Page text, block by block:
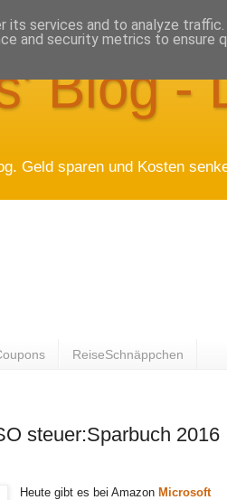
Blog -
Geld sparen und Kosten
ReiseSchnäppchen
steuer:Sparbuch 2016
Heute gibt es bei Amazon Microsoft
services and to analyze traffic.
and security metrics to ensure